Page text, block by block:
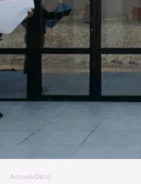
Accueil›Déco